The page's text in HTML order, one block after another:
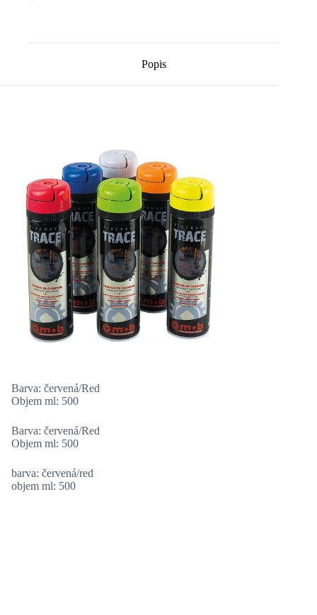
Popis
Barva: červená/Red
Objem ml: 500
Barva: červená/Red
Objem ml: 500
barva: červená/red
objem ml: 500